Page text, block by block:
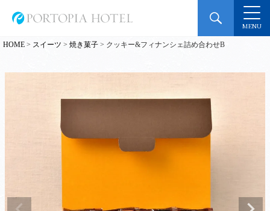
MENU
HOME スイーツ 焼き菓子 クッキー&フィナンシェ詰め合わせB